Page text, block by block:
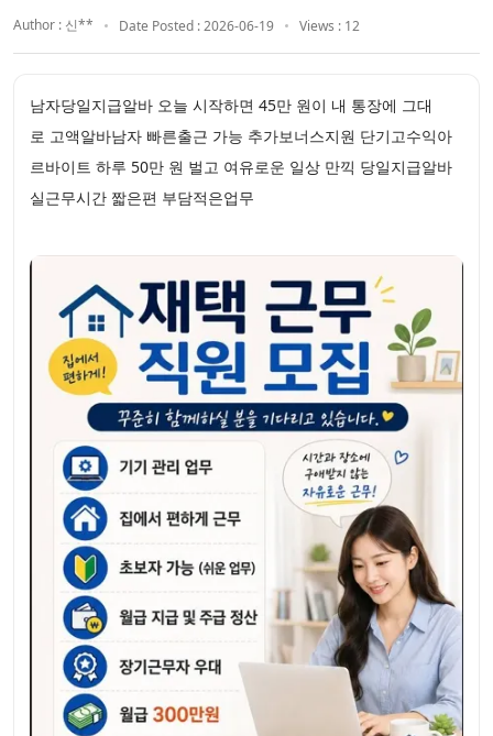
Author : 신** Date Posted : 2026-06-19 Views : 12
남자당일지급알바 오늘 시작하면 45만 원이 내 통장에 그대
로 고액알바남자 빠른출근 가능 추가보너스지원 단기고수익아
르바이트 하루 50만 원 벌고 여유로운 일상 만끽 당일지급알바
실근무시간 짧은편 부담적은업무